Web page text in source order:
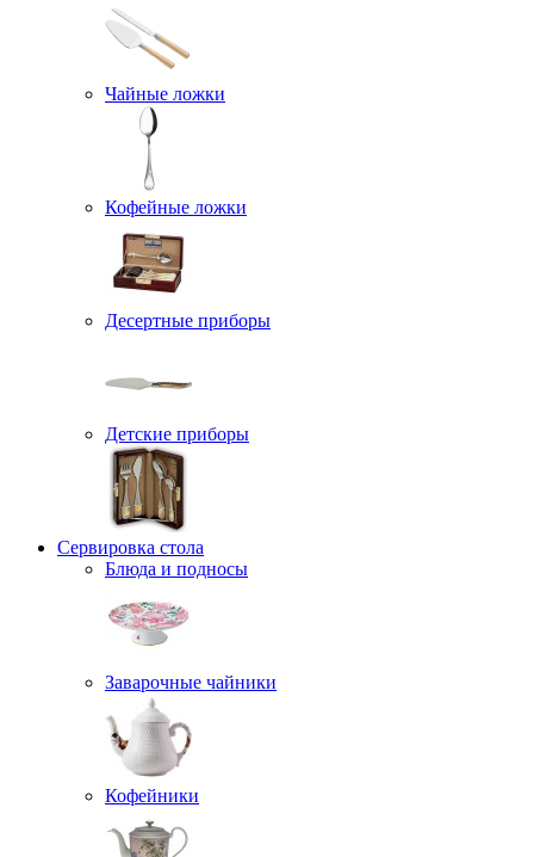
Чайные ложки
Кофейные ложки
Десертные приборы
Детские приборы
Сервировка стола
Блюда и подносы
Заварочные чайники
Кофейники